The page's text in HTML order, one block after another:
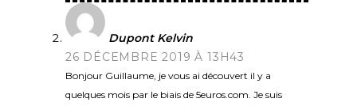
Dupont Kelvin
26 DÉCEMBRE 2019 À 13H43
Bonjour Guillaume, je vous ai découvert il y a
quelques mois par le biais de 5euros.com. Je suis